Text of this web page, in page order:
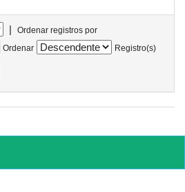
|
Ordenar registros por
Ordenar
Registro(s)